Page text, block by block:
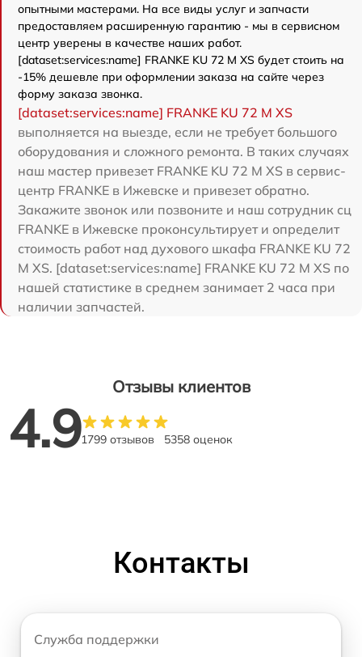
опытными мастерами. На все виды услуг и запчасти
предоставляем расширенную гарантию - мы в сервисном
центр уверены в качестве наших работ.
[dataset:services:name] FRANKE KU 72 M XS будет стоить на
-15% дешевле при оформлении заказа на сайте через
форму заказа звонка.
[dataset:services:name] FRANKE KU 72 M XS
выполняется на выезде, если не требует большого
оборудования и сложного ремонта. В таких случаях
наш мастер привезет FRANKE KU 72 M XS в сервис-
центр FRANKE в Ижевске и привезет обратно.
Закажите звонок или позвоните и наш сотрудник сц
FRANKE в Ижевске проконсультирует и определит
стоимость работ над духового шкафа FRANKE KU 72
M XS. [dataset:services:name] FRANKE KU 72 M XS по
нашей статистике в среднем занимает 2 часа при
наличии запчастей.
Отзывы клиентов
4.91799 отзывов 5358 оценок
Контакты
Служба поддержки